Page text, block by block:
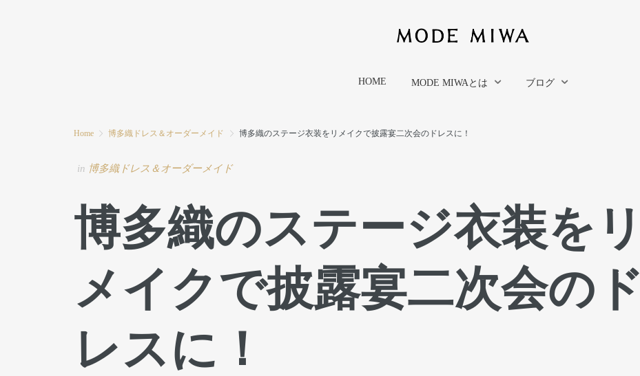
HOME MODE MIWAとは ブログ
Home 博多織ドレス＆オーダーメイド 博多織のステージ衣装をリメイクで披露宴二次会のドレスに！
in 博多織ドレス＆オーダーメイド
博多織のステージ衣装をリ
メイクで披露宴二次会のド
レスに！